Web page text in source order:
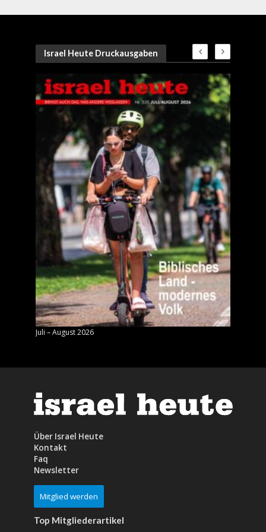
Israel Heute Druckausgaben
Juli – August 2026
Über Israel Heute
Kontakt
Faq
Newsletter
Mitglied werden
Top Mitgliederartikel